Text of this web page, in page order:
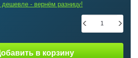
дешевле - вернём разницу!
в корзину